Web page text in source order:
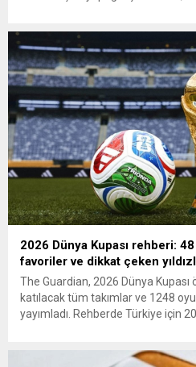
olun. Türkiye’yi...
2026 Dünya Kupası rehberi:
favoriler ve dikkat çeken
The Guardian, 2026 Dünya
katılacak tüm takımlar ve 1248
yayımladı. Rehberde Türkiye için
yaratmaya hazır” olarak